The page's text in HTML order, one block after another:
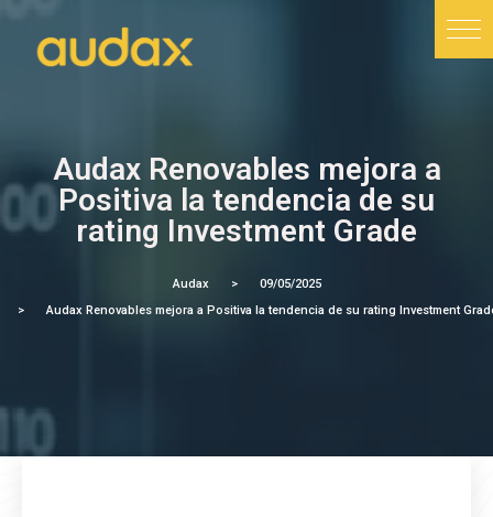
Audax Renovables mejora a
Positiva la tendencia de su
rating Investment Grade
Audax
09/05/2025
Audax Renovables mejora a Positiva la tendencia de su rating Investment